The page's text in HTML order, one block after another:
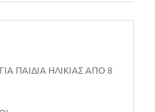
ΠΑΙΔΙΑ ΗΛΙΚΙΑΣ ΑΠΟ 8